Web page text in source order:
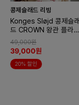
콩제슬래드 리빙
Konges Sløjd 콩제슬래
드 CROWN 왕관 플라워
디노
49,000원
39,000원
20% 할인